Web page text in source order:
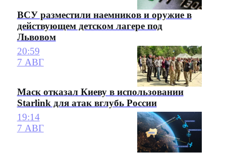
ВСУ разместили наемников и оружие в
действующем детском лагере под
Львовом
20:59
7 АВГ
Маск отказал Киеву в использовании
Starlink для атак вглубь России
19:14
7 АВГ